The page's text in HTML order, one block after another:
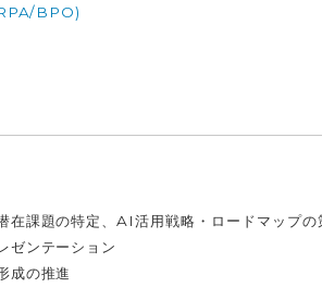
BPO)
在課題の特定、AI活用戦略・ロードマップの
ゼンテーション
成の推進